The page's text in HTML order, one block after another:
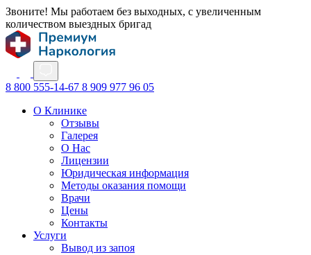
Звоните! Мы работаем без выходных, с увеличенным
количеством выездных бригад
8 800 555-14-67 8 909 977 96 05
О Клинике
Отзывы
Галерея
О Нас
Лицензии
Юридическая информация
Методы оказания помощи
Врачи
Цены
Контакты
Услуги
Вывод из запоя